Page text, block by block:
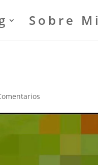
Sobre Mi